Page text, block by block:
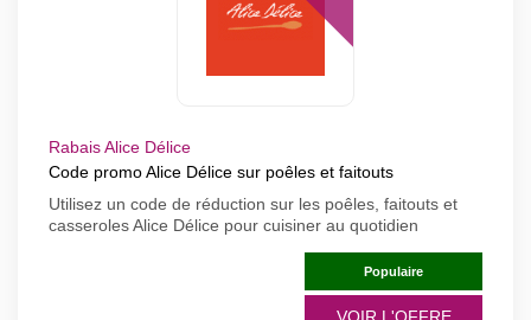
Rabais Alice Délice
Code promo Alice Délice sur poêles et faitouts
Utilisez un code de réduction sur les poêles, faitouts et
casseroles Alice Délice pour cuisiner au quotidien
Populaire